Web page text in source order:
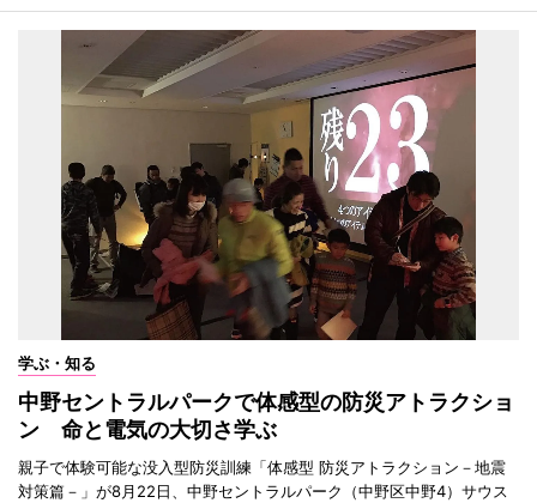
学ぶ・知る
中野セントラルパークで体感型の防災アトラクショ
ン 命と電気の大切さ学ぶ
親子で体験可能な没入型防災訓練「体感型 防災アトラクション－地震
対策篇－」が8月22日、中野セントラルパーク（中野区中野4）サウス